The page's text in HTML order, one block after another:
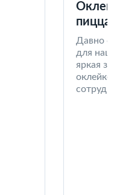
пицца
Давно
для
яркая
оклейке